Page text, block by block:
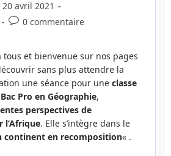
:
20 avril 2021
Commentaires
publication :
0 commentaire
tous et bienvenue sur nos pages
sans plus attendre la
une séance pour uneclasse
Pro en Géographie,
perspectives de
l’Afrique. Elle s’intègre dans le
continent en recomposition« .